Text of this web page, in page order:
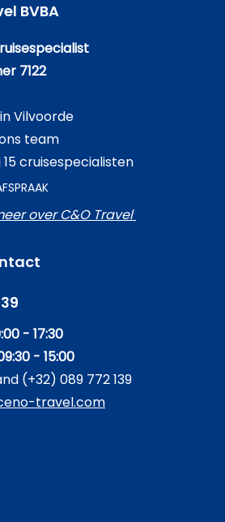
BVBA
7122
Vilvoorde
team
cruisespecialisten
over C&O Travel
- 17:30
- 15:00
(+32) 089 772 139
travel.com